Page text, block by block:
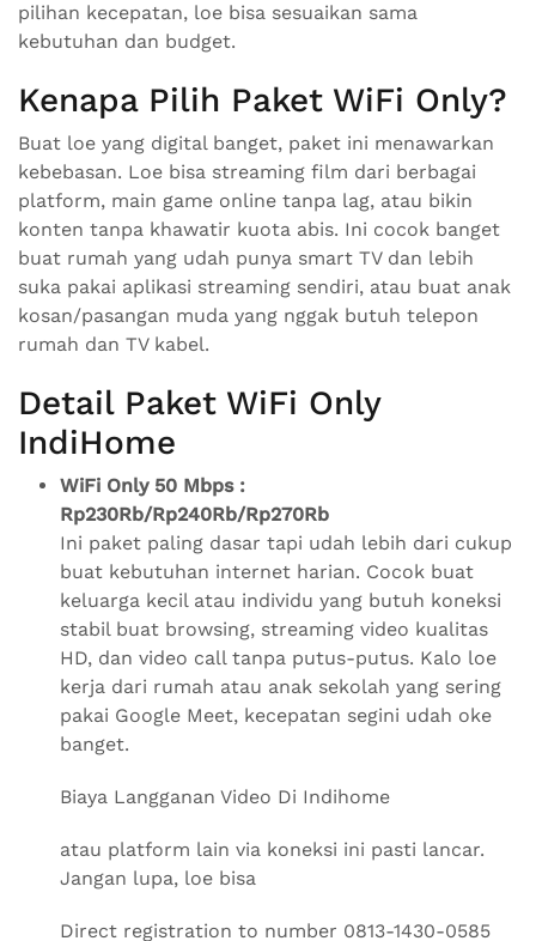
pilihan kecepatan, loe bisa sesuaikan sama
kebutuhan dan budget.
Kenapa Pilih Paket WiFi Only?
Buat loe yang digital banget, paket ini menawarkan
kebebasan. Loe bisa streaming film dari berbagai
platform, main game online tanpa lag, atau bikin
konten tanpa khawatir kuota abis. Ini cocok banget
buat rumah yang udah punya smart TV dan lebih
suka pakai aplikasi streaming sendiri, atau buat anak
kosan/pasangan muda yang nggak butuh telepon
rumah dan TV kabel.
Detail Paket WiFi Only
IndiHome
WiFi Only 50 Mbps :
Rp230Rb/Rp240Rb/Rp270Rb
Ini paket paling dasar tapi udah lebih dari cukup
buat kebutuhan internet harian. Cocok buat
keluarga kecil atau individu yang butuh koneksi
stabil buat browsing, streaming video kualitas
HD, dan video call tanpa putus-putus. Kalo loe
kerja dari rumah atau anak sekolah yang sering
pakai Google Meet, kecepatan segini udah oke
banget.
Biaya Langganan Video Di Indihome
atau platform lain via koneksi ini pasti lancar.
Jangan lupa, loe bisa
Direct registration to number 0813-1430-0585